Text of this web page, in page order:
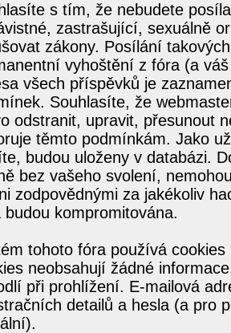
s tím, že nebudete
zastrašující, sexuálně
zákony. Posílání
vyhoštění z fóra (a
všech příspěvků je
Souhlasíte, že
odstranit, upravit, přesunout
těmto podmínkám. Jako
budou uloženy v databázi.
bez vašeho svolení,
zodpovědnými za jakékoliv
budou kompromitována.
tohoto fóra používá
neobsahují žádné
při prohlížení. E-mailová
detailů a hesla (a pro